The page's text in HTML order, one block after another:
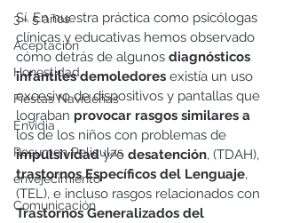
3 - 5 años
Aceptación
Honestidad
Fiestas Navideñas
Envidia
Resumen Peliculas
envejecimiento
Comunicación
Sí. En nuestra práctica como psicólogas
clínicas y educativas hemos observado
cómo detrás de algunos diagnósticos
infantiles demoledores existía un uso
excesivo de dispositivos y pantallas que
lograban provocar rasgos similares a
los de los niños con problemas de
impulsividad y/o desatención, (TDAH),
trastornos Específicos del Lenguaje,
(TEL), e incluso rasgos relacionados con
Trastornos Generalizados del